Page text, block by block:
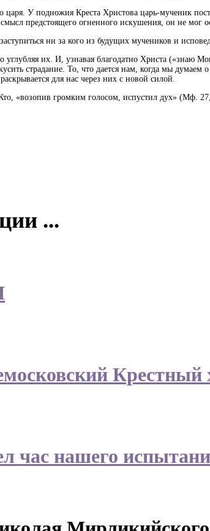
царя. У подножия Креста Христова царь-мученик
предстоящего огненного искушения, он не мог
ни за кого из будущих мучеников и
углубляя их. И, узнавая благодатно Христа
страдание. То, что дается нам, когда мы
для нас через них с новой силой.
«возопив громким голосом, испустил дух» (Мф.
...
Крестный
час нашего